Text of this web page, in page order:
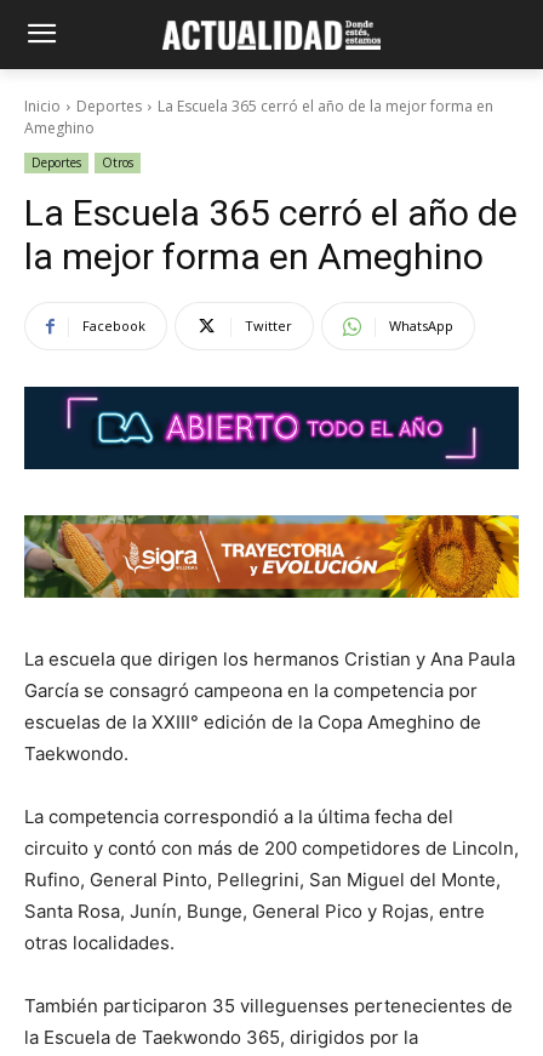
Inicio Deportes
La Escuela 365 cerró el año de la mejor forma en
Ameghino
Deportes Otros
La Escuela 365 cerró el año de
la mejor forma en Ameghino
Facebook Twitter WhatsApp
La escuela que dirigen los hermanos Cristian y Ana Paula
García se consagró campeona en la competencia por
escuelas de la XXIII° edición de la Copa Ameghino de
Taekwondo.
La competencia correspondió a la última fecha del
circuito y contó con más de 200 competidores de Lincoln,
Rufino, General Pinto, Pellegrini, San Miguel del Monte,
Santa Rosa, Junín, Bunge, General Pico y Rojas, entre
otras localidades.
También participaron 35 villeguenses pertenecientes de
la Escuela de Taekwondo 365, dirigidos por la